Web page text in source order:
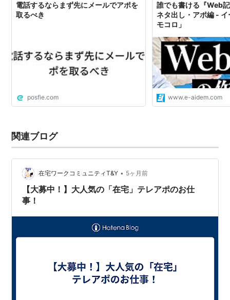
電話するならまず先にメールでアポを
取るべき
posfie.com
誰でも書ける『Web
ネタ出し・アポ編 -
モコロ」
www.e-aidem.com
関連ブログ
在宅ワークコミュニティT&Y • 5ヶ月前
【大募中！】大人気の「在宅」テレアポのお仕
事！